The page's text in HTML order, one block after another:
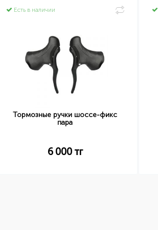
Есть в наличии
Тормозные ручки шоссе-фикс
пара
6 000тг